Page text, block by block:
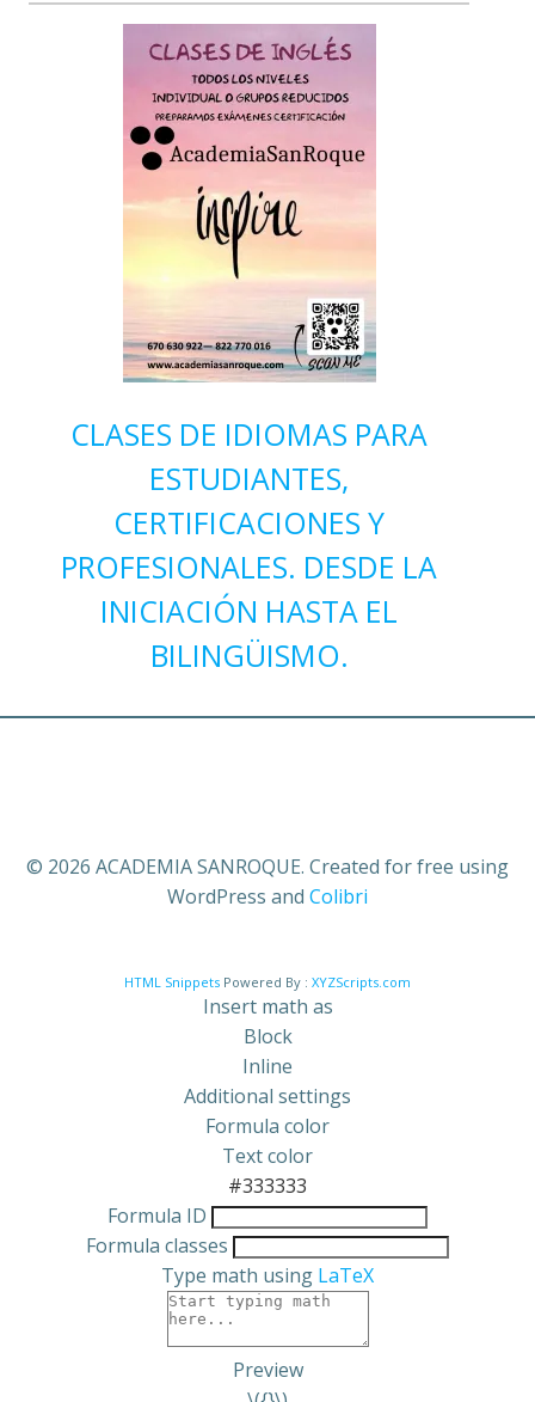
CLASES DE IDIOMAS PARA
ESTUDIANTES,
CERTIFICACIONES Y
PROFESIONALES. DESDE LA
INICIACIÓN HASTA EL
BILINGÜISMO.
© 2026 ACADEMIA SANROQUE. Created for free using
WordPress and Colibri
HTML Snippets Powered By : XYZScripts.com
Insert math as
Block
Inline
Additional settings
Formula color
Text color
#333333
Formula ID
Formula classes
Type math using LaTeX
Preview